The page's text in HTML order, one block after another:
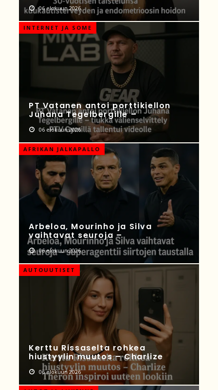
06 elokuun 2026
INTERNET JA SOME
PT Vatanen antoi porttikiellon
Juhana Tegelbergille –
06 elokuun 2026
AFRIKAN JALKAPALLO
Arbeloa, Mourinho ja Silva
vaihtavat seuroja –
06 elokuun 2026
AUTOUUTISET
Kerttu Rissaselta rohkea
hiustyylin muutos – Charlize
06 elokuun 2026